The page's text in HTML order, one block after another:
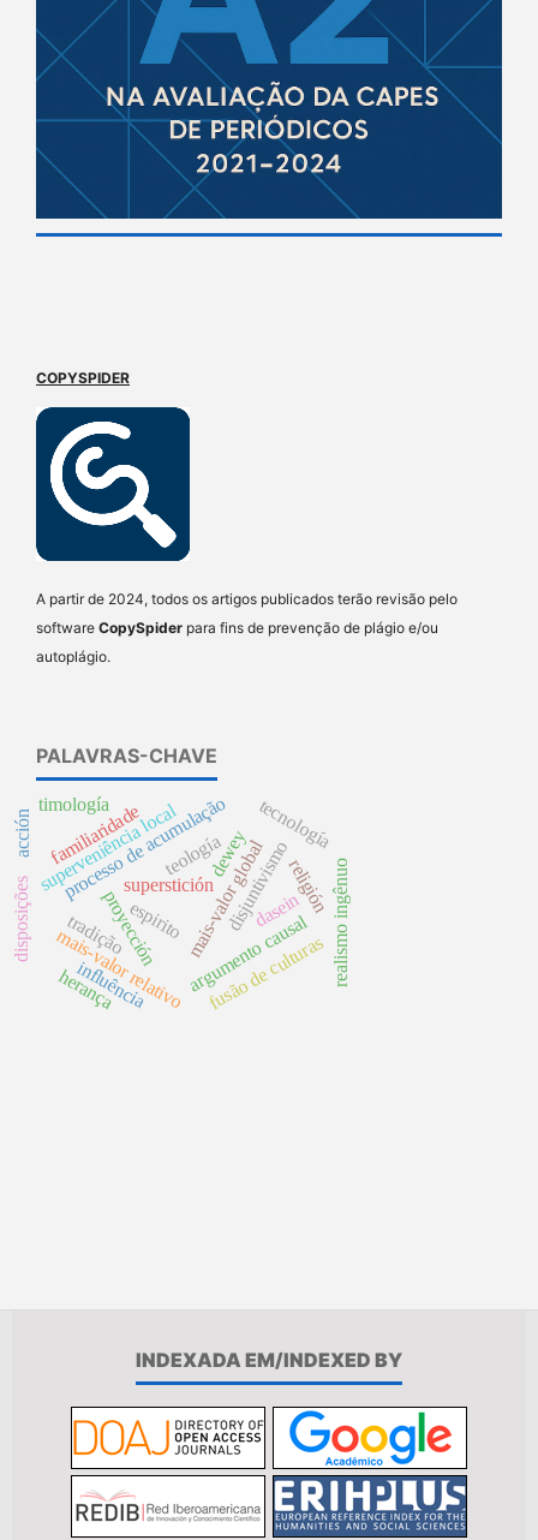
COPYSPIDER
A partir de 2024, todos os artigos publicados terão revisão pelo
software CopySpider para fins de prevenção de plágio e/ou
autoplágio.
PALAVRAS-CHAVE
argumento causal
superstición
proyección
processo de acumulação
mais-valor global
mais-valor relativo
superveniência local disjuntivismoreligiónrealismo ingênuo
tecnología
dewey
teología
espirito
influência
familiaridade
dasein
herança
tradição fusão de culturas
disposições
timología
acción
INDEXADA EM/INDEXED BY